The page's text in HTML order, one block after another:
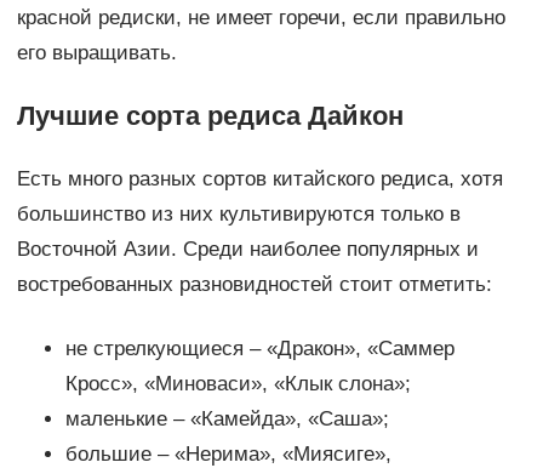
красной редиски, не имеет горечи, если правильно
его выращивать.
Лучшие сорта редиса Дайкон
Есть много разных сортов китайского редиса, хотя
большинство из них культивируются только в
Восточной Азии. Среди наиболее популярных и
востребованных разновидностей стоит отметить:
не стрелкующиеся – «Дракон», «Саммер
Кросс», «Миноваси», «Клык слона»;
маленькие – «Камейда», «Саша»;
большие – «Нерима», «Миясиге»,